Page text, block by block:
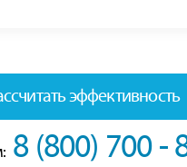
эффективность
8 (800) 700 -